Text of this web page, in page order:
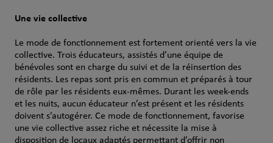
Une vie collective
Le mode de fonctionnement est fortement orienté vers la vie
collective. Trois éducateurs, assistés d’une équipe de
bénévoles sont en charge du suivi et de la réinsertion des
résidents. Les repas sont pris en commun et préparés à tour
de rôle par les résidents eux-mêmes. Durant les week-ends
et les nuits, aucun éducateur n’est présent et les résidents
doivent s’autogérer. Ce mode de fonctionnement, favorise
une vie collective assez riche et nécessite la mise à
disposition de locaux adaptés permettant d’offrir non